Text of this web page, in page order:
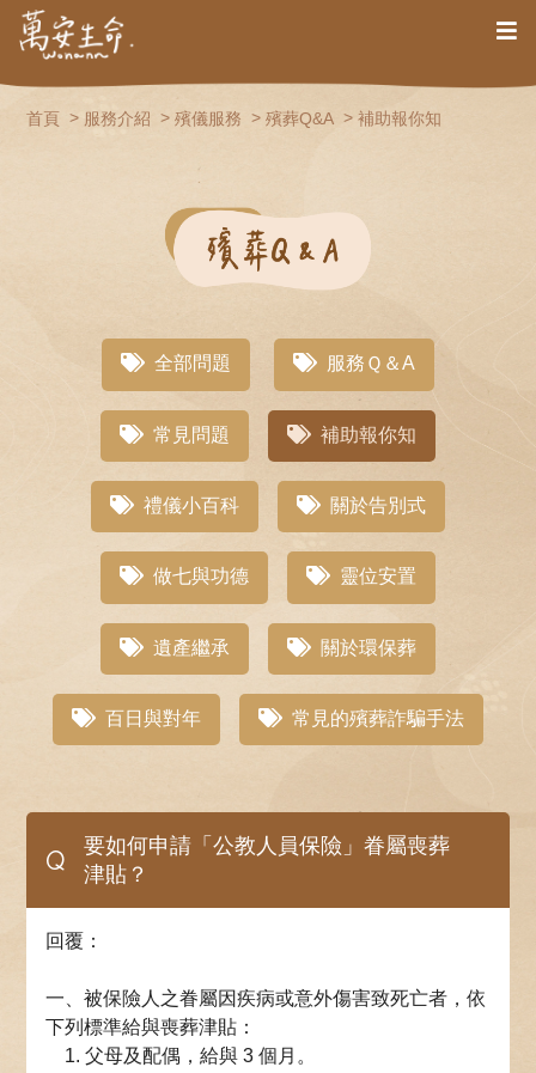
首頁 服務介紹 殯儀服務 殯葬Q&A 補助報你知
全部問題 服務Ｑ＆A
常見問題 補助報你知
禮儀小百科 關於告別式
做七與功德 靈位安置
遺產繼承 關於環保葬
百日與對年 常見的殯葬詐騙手法
Q
要如何申請「公教人員保險」眷屬喪葬
津貼？
回覆：
一、被保險人之眷屬因疾病或意外傷害致死亡者，依
下列標準給與喪葬津貼：
1. 父母及配偶，給與 3 個月。